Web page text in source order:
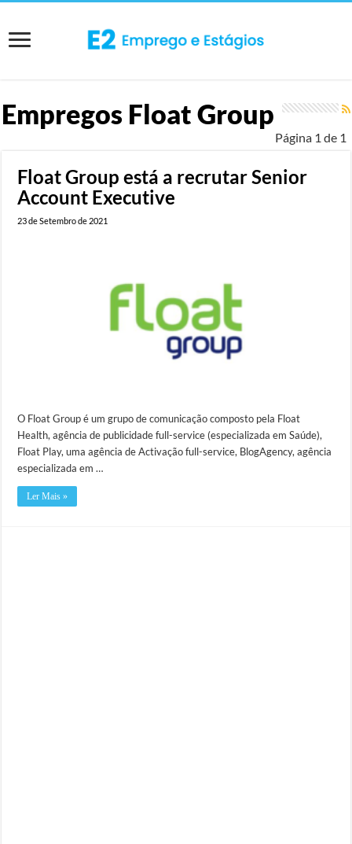
Empregos Float Group
Página 1 de 1
Float Group está a recrutar Senior
Account Executive
23 de Setembro de 2021
O Float Group é um grupo de comunicação composto pela Float
Health, agência de publicidade full-service (especializada em Saúde),
Float Play, uma agência de Activação full-service, BlogAgency, agência
especializada em …
Ler Mais »